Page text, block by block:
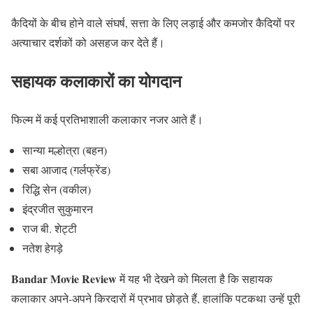
कैदियों के बीच होने वाले संघर्ष, सत्ता के लिए लड़ाई और कमजोर कैदियों पर
अत्याचार दर्शकों को असहज कर देते हैं।
सहायक कलाकारों का योगदान
फिल्म में कई प्रतिभाशाली कलाकार नजर आते हैं।
सान्या मल्होत्रा (बहन)
सबा आजाद (गर्लफ्रेंड)
रिद्धि सेन (वकील)
इंद्रजीत सुकुमारन
राज बी. शेट्टी
नतेश हेगड़े
Bandar Movie Reviewमें यह भी देखने को मिलता है कि सहायक
कलाकार अपने-अपने किरदारों में प्रभाव छोड़ते हैं, हालांकि पटकथा उन्हें पूरी